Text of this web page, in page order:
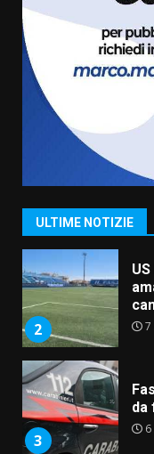
ULTIME NOTIZIE
La
1
2 7
3
da
6